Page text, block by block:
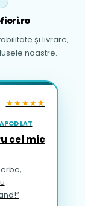
și livrare,
noastre.
★★★★★
LAT
cel mic